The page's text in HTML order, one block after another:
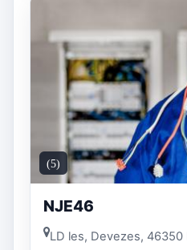
(5)
NJE46
LD les, Devezes,